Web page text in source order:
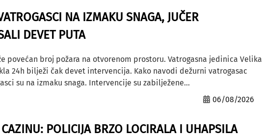
NA IZMAKU SNAGA, JUČER
DEVET PUTA
povećan broj požara na otvorenom prostoru. Vatrogasna jedinica Velika
24h bilježi čak devet intervencija. Kako navodi dežurni vatrogasac
su na izmaku snaga. Intervencije su zabilježene...
06/08/2026
POLICIJA BRZO LOCIRALA I UHAPSILA